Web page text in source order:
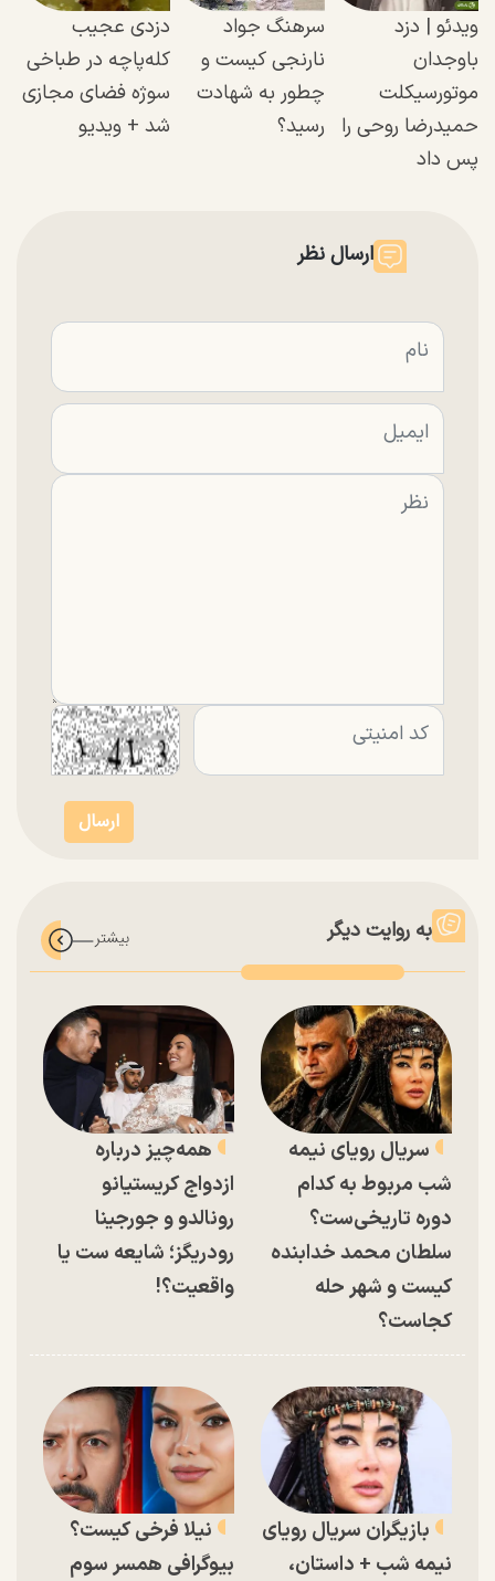
ویدئو | دزد
باوجدان
موتورسیکلت
حمیدرضا روحی را
پس داد
سرهنگ جواد
نارنجی کیست و
چطور به شهادت
رسید؟
دزدی عجیب
کله‌پاچه در طباخی
سوژه فضای مجازی
شد + ویدیو
ارسال نظر
به روایت دیگر
سریال رویای نیمه
شب مربوط به کدام
دوره تاریخی‌ست؟
سلطان محمد خدابنده
کیست و شهر حله
کجاست؟
همه‌چیز درباره
ازدواج کریستیانو
رونالدو و جورجینا
رودریگز؛ شایعه ست یا
واقعیت؟!
بازیگران سریال رویای
نیمه شب + داستان،
نیلا فرخی کیست؟
بیوگرافی همسر سوم